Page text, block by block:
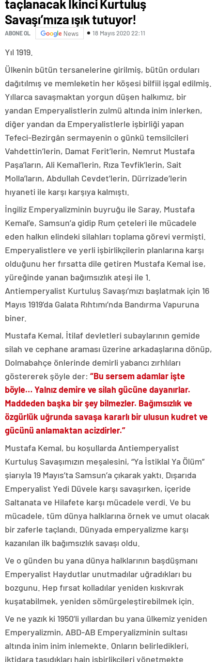
taçlanacak İkinci Kurtuluş
Savaşı’mıza ışık tutuyor!
ABONE OL News 18 Mayıs 2020 22:11
Yıl 1919.
Ülkenin bütün tersanelerine girilmiş, bütün orduları
dağıtılmış ve memleketin her köşesi bilfiil işgal edilmiş.
Yıllarca savaşmaktan yorgun düşen halkımız, bir
yandan Emperyalistlerin zulmü altında inim inlerken,
diğer yandan da Emperyalistlerle işbirliği yapan
Tefeci-Bezirgân sermayenin o günkü temsilcileri
Vahdettin’lerin, Damat Ferit’lerin, Nemrut Mustafa
Paşa’ların, Ali Kemal’lerin, Rıza Tevfik’lerin, Sait
Molla’ların, Abdullah Cevdet’lerin, Dürrizade’lerin
hıyaneti ile karşı karşıya kalmıştı.
İngiliz Emperyalizminin buyruğu ile Saray, Mustafa
Kemal’e, Samsun’a gidip Rum çeteleri ile mücadele
eden halkın elindeki silahları toplama görevi vermişti.
Emperyalistlere ve yerli işbirlikçilerin planlarına karşı
olduğunu her fırsatta dile getiren Mustafa Kemal ise,
yüreğinde yanan bağımsızlık ateşi ile 1.
Antiemperyalist Kurtuluş Savaşı’mızı başlatmak için 16
Mayıs 1919’da Galata Rıhtımı’nda Bandırma Vapuruna
biner.
Mustafa Kemal, İtilaf devletleri subaylarının gemide
silah ve cephane araması üzerine arkadaşlarına dönüp,
Dolmabahçe önlerinde demirli yabancı zırhlıları
göstererek şöyle der: “Bu sersem adamlar işte
böyle… Yalnız demire ve silah gücüne dayanırlar.
Maddeden başka bir şey bilmezler. Bağımsızlık ve
özgürlük uğrunda savaşa kararlı bir ulusun kudret ve
gücünü anlamaktan acizdirler.”
Mustafa Kemal, bu koşullarda Antiemperyalist
Kurtuluş Savaşımızın meşalesini, “Ya İstiklal Ya Ölüm”
şiarıyla 19 Mayıs’ta Samsun’a çıkarak yaktı. Dışarıda
Emperyalist Yedi Düvele karşı savaşırken, içeride
Saltanata ve Hilafete karşı mücadele verdi. Ve bu
mücadele, tüm dünya halklarına örnek ve umut olacak
bir zaferle taçlandı. Dünyada emperyalizme karşı
kazanılan ilk bağımsızlık savaşı oldu.
Ve o günden bu yana dünya halklarının başdüşmanı
Emperyalist Haydutlar unutmadılar uğradıkları bu
bozgunu. Hep fırsat kolladılar yeniden kıskıvrak
kuşatabilmek, yeniden sömürgeleştirebilmek için.
Ve ne yazık ki 1950’li yıllardan bu yana ülkemiz yeniden
Emperyalizmin, ABD-AB Emperyalizminin sultası
altında inim inim inlemekte. Onların belirledikleri,
iktidara taşıdıkları hain işbirlikçileri yönetmekte